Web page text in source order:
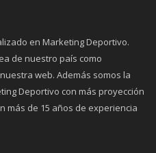
en Marketing Deportivo.
de nuestro país como
web. Además somos la
Deportivo con más proyección
más de 15 años de experiencia